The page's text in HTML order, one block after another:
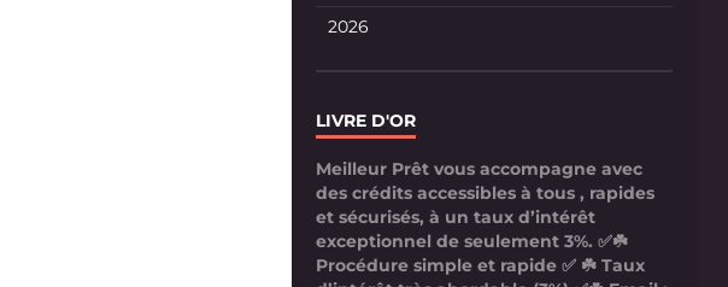
2026
LIVRE D'OR
Meilleur Prêt vous accompagne avec
des crédits accessibles à tous , rapides
et sécurisés, à un taux d’intérêt
exceptionnel de seulement 3%. ✅☘️
Procédure simple et rapide ✅ ☘️ Taux